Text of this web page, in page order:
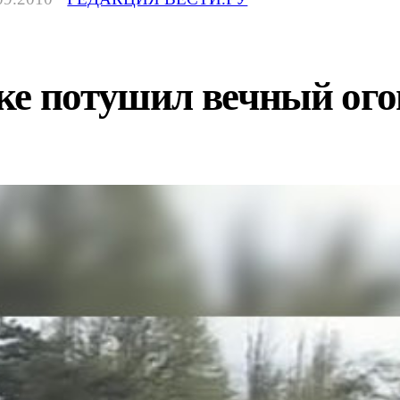
потушил вечный